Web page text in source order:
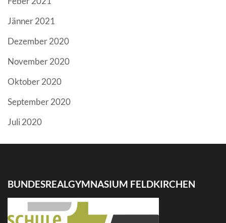
Jänner 2021
Dezember 2020
November 2020
Oktober 2020
September 2020
Juli 2020
BUNDESREALGYMNASIUM FELDKIRCHEN